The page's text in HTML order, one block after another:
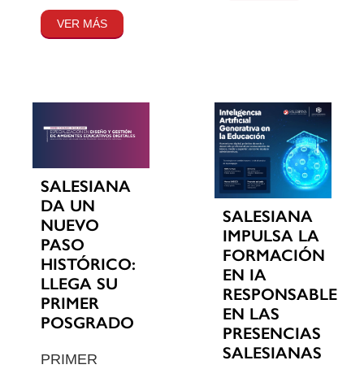
VER MÁS
SALESIANA
DA UN
NUEVO
PASO
HISTÓRICO:
LLEGA SU
PRIMER
POSGRADO
PRIMER
SALESIANA
IMPULSA LA
FORMACIÓN
EN IA
RESPONSABLE
EN LAS
PRESENCIAS
SALESIANAS